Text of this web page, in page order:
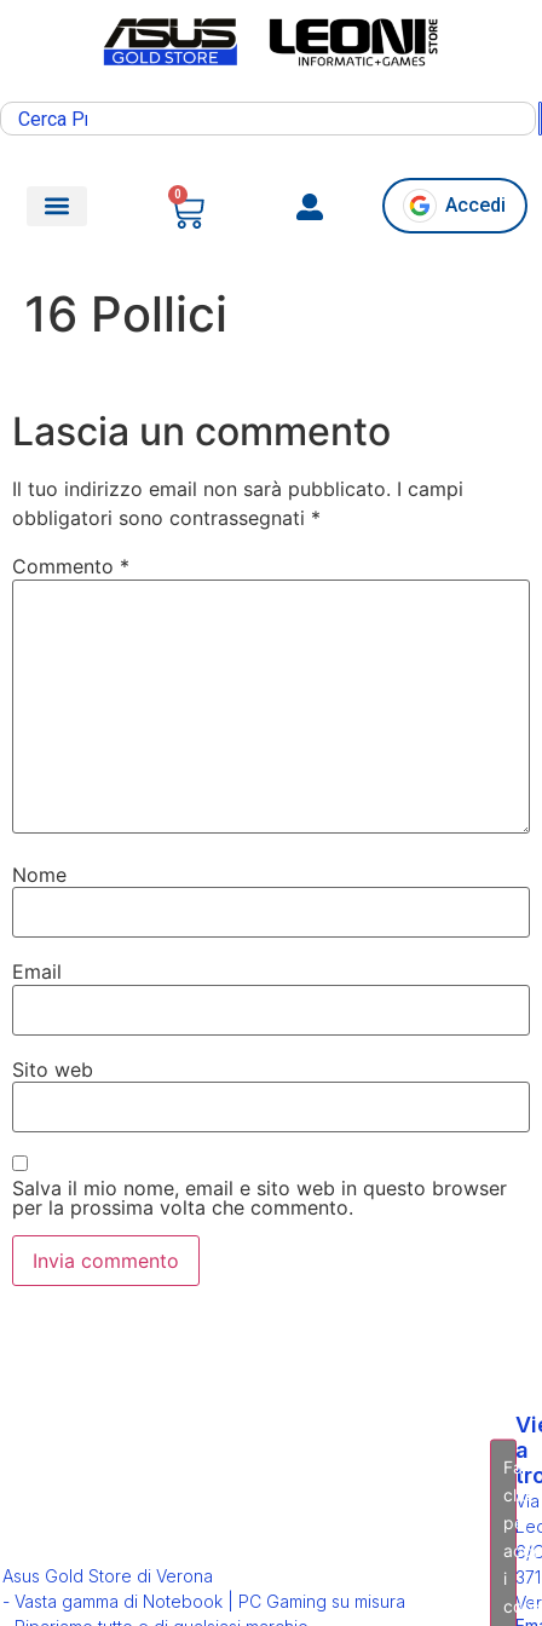
0 Accedi
16 Pollici
Lascia un commento
Il tuo indirizzo email non sarà pubblicato. I campi
obbligatori sono contrassegnati *
Commento *
Nome
Email
Sito web
Salva il mio nome, email e sito web in questo browser
per la prossima volta che commento.
Asus Gold Store di Verona
- Vasta gamma di Notebook | PC Gaming su misura
a
Via
6/
Fai
clic
per
i